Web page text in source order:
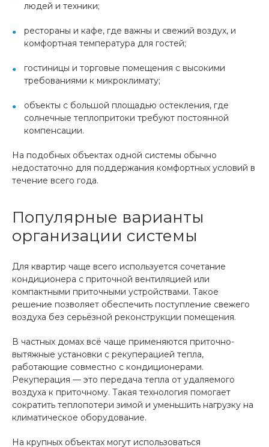
людей и техники;
рестораны и кафе, где важны и свежий воздух, и
комфортная температура для гостей;
гостиницы и торговые помещения с высокими
требованиями к микроклимату;
объекты с большой площадью остекления, где
солнечные теплопритоки требуют постоянной
компенсации.
На подобных объектах одной системы обычно
недостаточно для поддержания комфортных условий в
течение всего года.
Популярные варианты
организации системы
Для квартир чаще всего используется сочетание
кондиционера с приточной вентиляцией или
компактными приточными устройствами. Такое
решение позволяет обеспечить поступление свежего
воздуха без серьёзной реконструкции помещения.
В частных домах всё чаще применяются приточно-
вытяжные установки с рекуперацией тепла,
работающие совместно с кондиционерами.
Рекуперация — это передача тепла от удаляемого
воздуха к приточному. Такая технология помогает
сократить теплопотери зимой и уменьшить нагрузку на
климатическое оборудование.
На крупных объектах могут использоваться